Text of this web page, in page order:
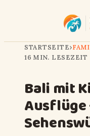
STARTSEITE›
16 MIN. LESEZEIT
Bali mit
Ausflüge